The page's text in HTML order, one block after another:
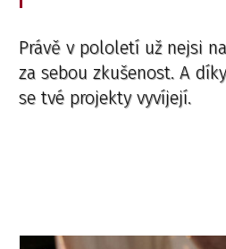
Právě v pololetí už nejsi
za sebou zkušenost. A
se tvé projekty vyvíjejí.